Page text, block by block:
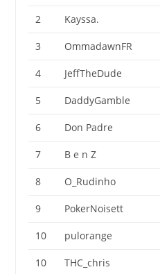
2 Kayssa.
3 OmmadawnFR
4 JeffTheDude
5 DaddyGamble
6 Don Padre
7 B e n Z
8 O_Rudinho
9 PokerNoisett
10 pulorange
10 THC_chris